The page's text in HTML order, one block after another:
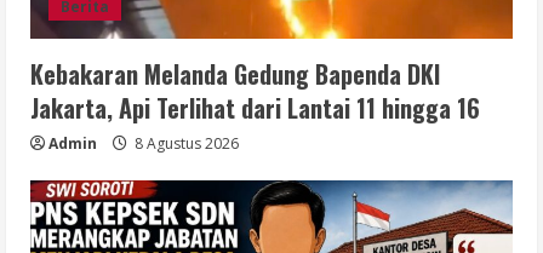
Berita
Kebakaran Melanda Gedung Bapenda DKI
Jakarta, Api Terlihat dari Lantai 11 hingga 16
Admin 8 Agustus 2026